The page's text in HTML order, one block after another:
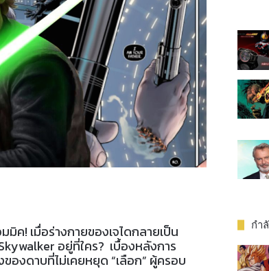
ค! เมื่อร่างกายของเจไดกลายเป็น
อยู่ที่ใคร? เบื้องหลังการ
องดาบที่ไม่เคยหยุด “เลือก” ผู้ครอบ
กำ